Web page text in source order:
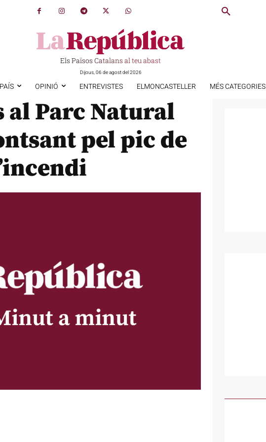
Els Països Catalans al teu abast
Dijous, 06 de agost del 2026
OPINIÓ ENTREVISTES ELMONCASTELLER MÉS CATEGORIES
al Parc Natural
pel pic de